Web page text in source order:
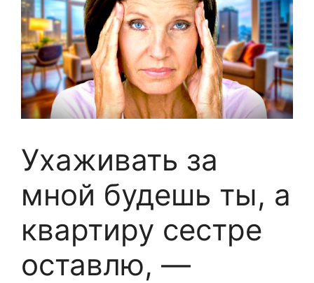
Ухаживать за
мной будешь ты, а
квартиру сестре
оставлю, —